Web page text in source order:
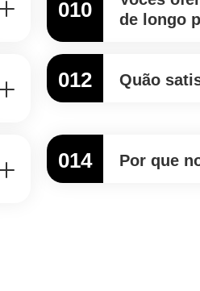
010
de longo
012 Quão
014 Por que